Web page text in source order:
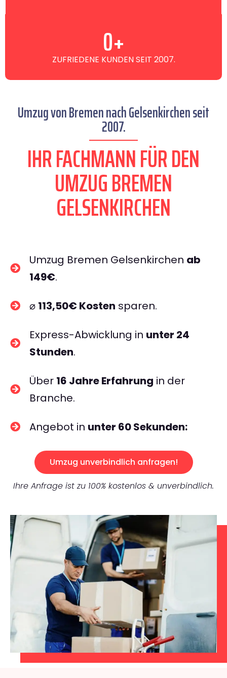
ZUFRIEDENE KUNDEN SEIT 2007.
0+
Umzug von Bremen nach Gelsenkirchen seit
2007.
IHR FACHMANN FÜR DEN
UMZUG BREMEN
GELSENKIRCHEN
Umzug Bremen Gelsenkirchen ab
149€.
⌀ 113,50€ Kosten sparen.
Express-Abwicklung in unter 24
Stunden.
Über 16 Jahre Erfahrung in der
Branche.
Angebot in unter 60 Sekunden:
Umzug unverbindlich anfragen!
Ihre Anfrage ist zu 100% kostenlos & unverbindlich.